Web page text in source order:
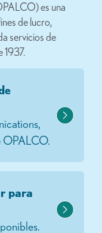
es una
de lucro,
servicios de
1937.
OPALCO.
para